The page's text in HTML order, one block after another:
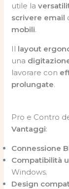
utile la
scrivere email
mobili.
Il layout
una
lavorare con
prolungate.
Pro e Contro
Vantaggi:
Connessione
Compatibilità
Windows.
Design